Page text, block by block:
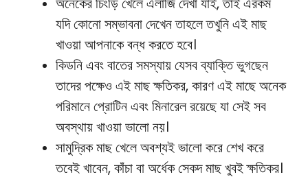
যদি কোনো সম্ভাবনা দেখেন তাহলে তখুনি এই মাছ
খাওয়া আপনাকে বন্ধ করতে হবে।
কিডনি এবং বাতের সমস্যায় যেসব ব্যাক্তি ভুগছেন
তাদের পক্ষেও এই মাছ ক্ষতিকর, কারণ এই মাছে অনেক
পরিমানে প্রোটিন এবং মিনারেল রয়েছে যা সেই সব
অবস্থায় খাওয়া ভালো নয়।
সামুদ্রিক মাছ খেলে অবশ্যই ভালো করে শেখ করে
তবেই খাবেন, কাঁচা বা অর্ধেক সেকদ মাছ খুবই ক্ষতিকর।